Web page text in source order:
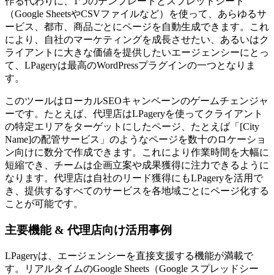
（Google SheetsやCSVファイルなど）を使って、あらゆるサ
ービス、都市、商品ごとにページを自動生成できます。これ
により、自社のマーケティングを成長させたい、あるいはク
ライアントに大きな価値を提供したいエージェンシーにとっ
て、LPageryは最高のWordPressプラグインの一つとなりま
す。
このツールはローカルSEOキャンペーンのゲームチェンジャ
ーです。たとえば、代理店はLPageryを使ってクライアント
の特定エリアをターゲットにしたページ、たとえば「[City
Name]の配管サービス」のようなページを数十のロケーショ
ン向けに数分で作成できます。これにより作業時間を大幅に
短縮でき、チームは企画立案や成果獲得に注力できるように
なります。代理店は自社のリード獲得にもLPageryを活用で
き、提供するすべてのサービスを各地域ごとにページ化する
ことが可能です。
主要機能 & 代理店向け活用事例
LPageryは、エージェンシーを直接支援する機能が満載で
す。リアルタイムのGoogle Sheets（Google スプレッドシー